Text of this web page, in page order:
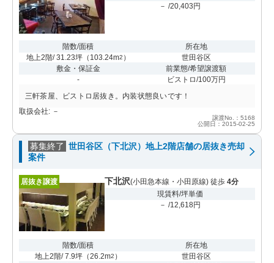
－ /20,403円
階数/面積
地上2階/ 31.23坪（ 103.24m2 ）
所在地
世田谷区
敷金・保証金
-
前業態/希望譲渡額
ビストロ/100万円
三軒茶屋、ビストロ居抜き。内装状態良いです！
取扱会社: －
譲渡No.：5168
公開日：2015-02-25
募集終了 世田谷区（下北沢）地上2階店舗の居抜き売却
案件
居抜き譲渡 下北沢(小田急本線・小田原線) 徒歩 4分
現賃料/坪単価
－ /12,618円
階数/面積
地上2階/ 7.9坪（26.2m2 ）
所在地
世田谷区